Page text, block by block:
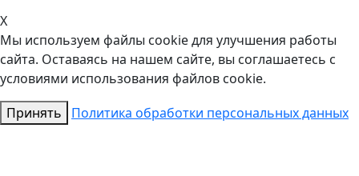
X
Мы используем файлы cookie для улучшения работы
сайта. Оставаясь на нашем сайте, вы соглашаетесь с
условиями использования файлов cookie.
Принять
Политика обработки персональных данных